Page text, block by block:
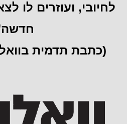
לחיובי, ועוזרים לו
(כתבת תדמית בוואלה!,